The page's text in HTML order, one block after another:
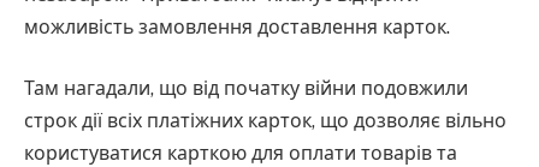
можливість замовлення доставлення карток.
Там нагадали, що від початку війни подовжили
строк дії всіх платіжних карток, що дозволяє вільно
користуватися карткою для оплати товарів та